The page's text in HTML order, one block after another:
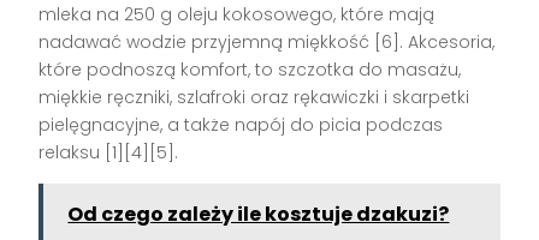
mleka na 250 g oleju kokosowego, które mają
nadawać wodzie przyjemną miękkość [6]. Akcesoria,
które podnoszą komfort, to szczotka do masażu,
miękkie ręczniki, szlafroki oraz rękawiczki i skarpetki
pielęgnacyjne, a także napój do picia podczas
relaksu [1][4][5].
Od czego zależy ile kosztuje dzakuzi?